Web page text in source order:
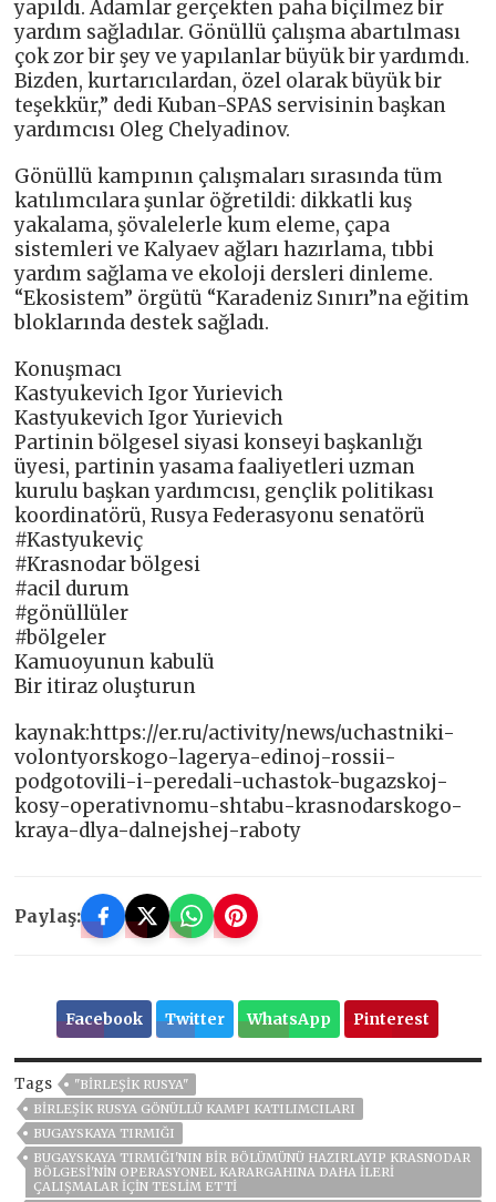
yapıldı. Adamlar gerçekten paha biçilmez bir
yardım sağladılar. Gönüllü çalışma abartılması
çok zor bir şey ve yapılanlar büyük bir yardımdı.
Bizden, kurtarıcılardan, özel olarak büyük bir
teşekkür,” dedi Kuban-SPAS servisinin başkan
yardımcısı Oleg Chelyadinov.
Gönüllü kampının çalışmaları sırasında tüm
katılımcılara şunlar öğretildi: dikkatli kuş
yakalama, şövalelerle kum eleme, çapa
sistemleri ve Kalyaev ağları hazırlama, tıbbi
yardım sağlama ve ekoloji dersleri dinleme.
“Ekosistem” örgütü “Karadeniz Sınırı”na eğitim
bloklarında destek sağladı.
Konuşmacı
Kastyukevich Igor Yurievich
Kastyukevich Igor Yurievich
Partinin bölgesel siyasi konseyi başkanlığı
üyesi, partinin yasama faaliyetleri uzman
kurulu başkan yardımcısı, gençlik politikası
koordinatörü, Rusya Federasyonu senatörü
#Kastyukeviç
#Krasnodar bölgesi
#acil durum
#gönüllüler
#bölgeler
Kamuoyunun kabulü
Bir itiraz oluşturun
kaynak:https://er.ru/activity/news/uchastniki-
volontyorskogo-lagerya-edinoj-rossii-
podgotovili-i-peredali-uchastok-bugazskoj-
kosy-operativnomu-shtabu-krasnodarskogo-
kraya-dlya-dalnejshej-raboty
Paylaş:
Facebook Twitter WhatsApp Pinterest
Tags
"BIRLEŞIK RUSYA"
BIRLEŞIK RUSYA GÖNÜLLÜ KAMPI KATILIMCILARI
BUGAYSKAYA TIRMIĞI
BUGAYSKAYA TIRMIĞI'NIN BIR BÖLÜMÜNÜ HAZIRLAYIP KRASNODAR
BÖLGESI'NIN OPERASYONEL KARARGAHINA DAHA ILERI
ÇALIŞMALAR IÇIN TESLIM ETTI